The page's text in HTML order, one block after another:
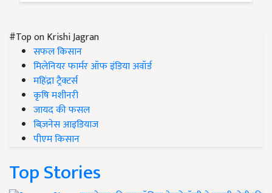
#Top on Krishi Jagran
सफल किसान
मिलेनियर फार्मर ऑफ इंडिया अवॉर्ड
महिंद्रा ट्रैक्टर्स
कृषि मशीनरी
जायद की फसल
बिज़नेस आइडियाज
पीएम किसान
Top Stories